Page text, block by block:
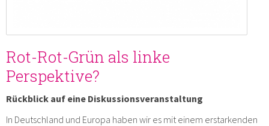
Rot-Rot-Grün als linke
Perspektive?
Rückblick auf eine Diskussionsveranstaltung
In Deutschland und Europa haben wir es mit einem erstarkenden